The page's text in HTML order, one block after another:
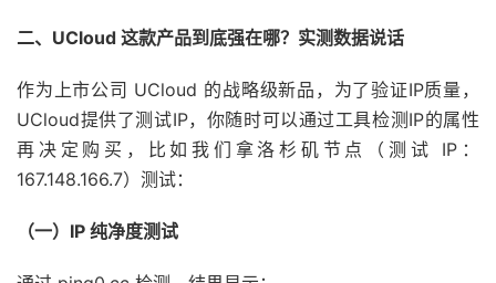
二、 UCloud 这款产品到底强在哪？实测数据说话
作为上市公司 UCloud 的战略级新品，为了验证IP质量，
UCloud提供了测试IP，你随时可以通过工具检测IP的属性
再决定购买，比如我们拿洛杉矶节点（测试 IP：
167.148.166.7）测试：
（一） IP 纯净度测试